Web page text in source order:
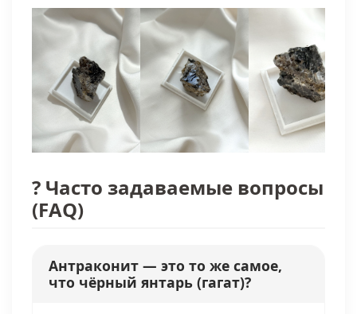
? Часто задаваемые вопросы
(FAQ)
Антраконит — это то же самое,
что чёрный янтарь (гагат)?